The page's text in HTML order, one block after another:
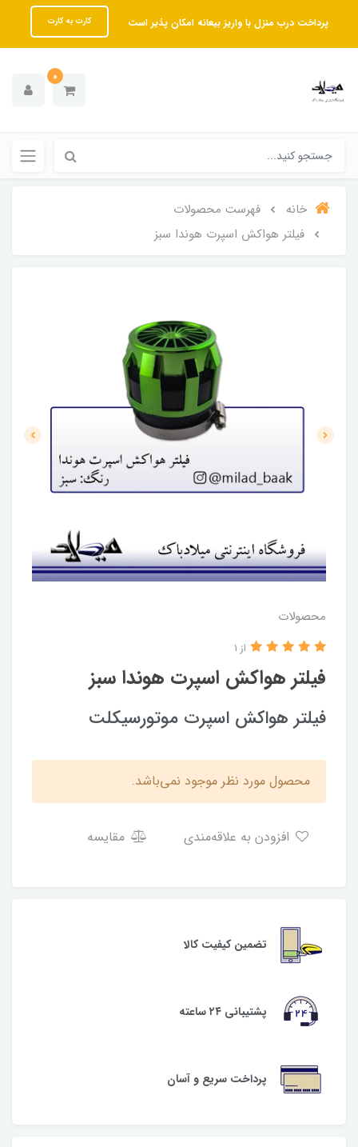
پرداخت درب منزل با واریز بیعانه امکان پذیر است کارت به کارت
0
خانه
فهرست محصولات
فیلتر هواکش اسپرت هوندا سبز
محصولات
فیلتر هواکش اسپرت هوندا سبز
از 1
فیلتر هواکش اسپرت موتورسیکلت
محصول مورد نظر موجود نمی‌باشد.
مقایسه
تضمین کیفیت کالا
پشتیبانی ۲۴ ساعته
پرداخت سریع و آسان